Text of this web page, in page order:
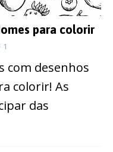
para colorir
1
com desenhos
colorir! As
das